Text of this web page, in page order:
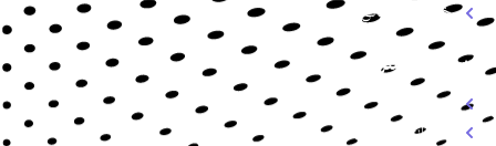
خدمات میزبانی وب
دسترسی سریع
درباره ما
خدمات